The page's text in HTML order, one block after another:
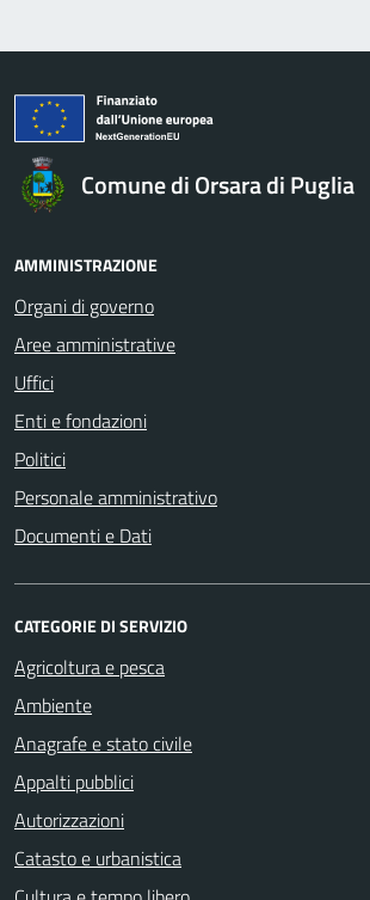
Comune di Orsara di Puglia
AMMINISTRAZIONE
Organi di governo
Aree amministrative
Uffici
Enti e fondazioni
Politici
Personale amministrativo
Documenti e Dati
CATEGORIE DI SERVIZIO
Agricoltura e pesca
Ambiente
Anagrafe e stato civile
Appalti pubblici
Autorizzazioni
Catasto e urbanistica